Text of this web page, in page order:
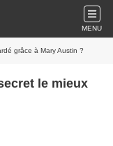
MENU
grâce à Mary Austin ?
le mieux